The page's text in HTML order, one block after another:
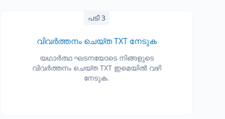
പടി 3
വിവർത്തനം ചെയ്ത TXT നേടുക
യഥാർത്ഥ ഘടനയോടെ നിങ്ങളുടെ
വിവർത്തനം ചെയ്ത TXT ഇമെയിൽ വഴി
നേടുക.